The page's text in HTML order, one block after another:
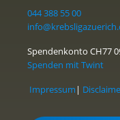
044 388 55 00
Spendenkonto CH77
Spenden mit Twint
Impressum |